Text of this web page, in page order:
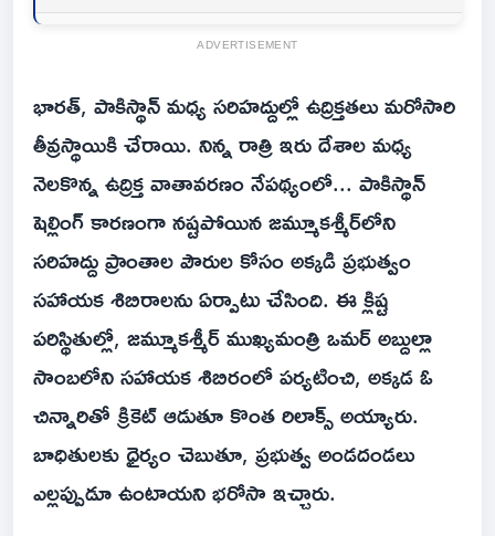
ADVERTISEMENT
భారత్, పాకిస్థాన్ మధ్య సరిహద్దుల్లో ఉద్రిక్తతలు మరోసారి
తీవ్రస్థాయికి చేరాయి. నిన్న రాత్రి ఇరు దేశాల మధ్య
నెలకొన్న ఉద్రిక్త వాతావరణం నేపథ్యంలో... పాకిస్థాన్
షెల్లింగ్ కారణంగా నష్టపోయిన జమ్మూకశ్మీర్‌లోని
సరిహద్దు ప్రాంతాల పౌరుల కోసం అక్కడి ప్రభుత్వం
సహాయక శిబిరాలను ఏర్పాటు చేసింది. ఈ క్లిష్ట
పరిస్థితుల్లో, జమ్మూకశ్మీర్ ముఖ్యమంత్రి ఒమర్ అబ్దుల్లా
సాంబలోని సహాయక శిబిరంలో పర్యటించి, అక్కడ ఓ
చిన్నారితో క్రికెట్ ఆడుతూ కొంత రిలాక్స్ అయ్యారు.
బాధితులకు ధైర్యం చెబుతూ, ప్రభుత్వ అండదండలు
ఎల్లప్పుడూ ఉంటాయని భరోసా ఇచ్చారు.